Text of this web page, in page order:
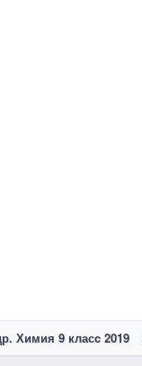
Химия 9 класc 2019